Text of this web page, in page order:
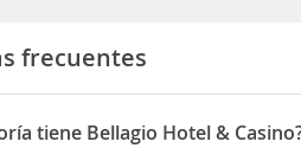
frecuentes
tiene Bellagio Hotel &